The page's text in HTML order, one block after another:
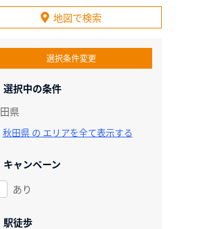
地図で検索
選択条件変更
選択中の条件
県
秋田県 の エリアを全て表示する
キャンペーン
あり
駅徒歩